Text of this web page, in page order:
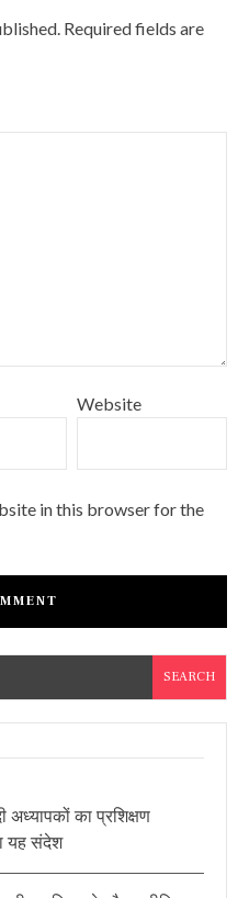
Required fields are
Website
in this browser for the
का प्रशिक्षण
यह संदेश